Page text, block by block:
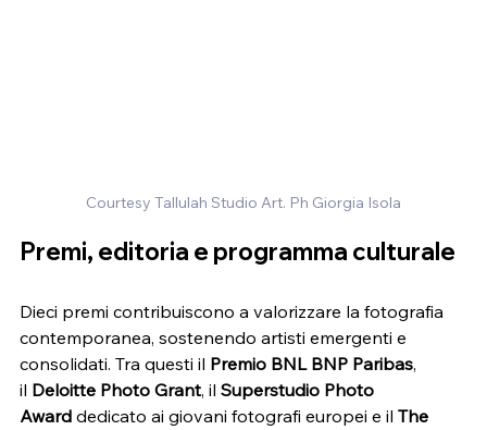
Courtesy Tallulah Studio Art. Ph Giorgia Isola
Premi, editoria e programma culturale
Dieci premi contribuiscono a valorizzare la fotografia
contemporanea, sostenendo artisti emergenti e
consolidati. Tra questi il Premio BNL BNP Paribas,
il Deloitte Photo Grant, il Superstudio Photo
Award dedicato ai giovani fotografi europei e il The